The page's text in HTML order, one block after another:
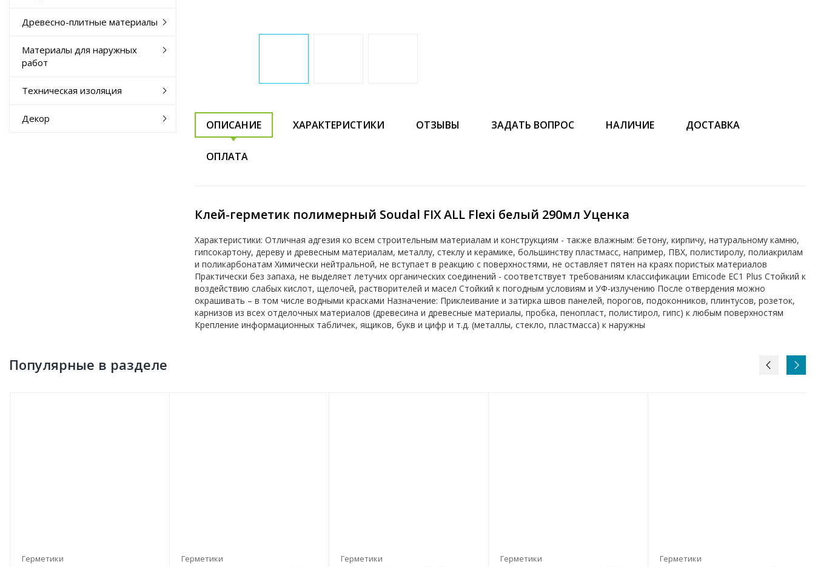
Древесно-плитные материалы
Материалы для наружных
работ
Техническая изоляция
Декор ОПИСАНИЕ ХАРАКТЕРИСТИКИ ОТЗЫВЫ ЗАДАТЬ ВОПРОС НАЛИЧИЕ ДОСТАВКА
ОПЛАТА
Клей-герметик полимерный Soudal FIX ALL Flexi белый 290мл Уценка
Характеристики: Отличная адгезия ко всем строительным материалам и конструкциям - также влажным: бетону, кирпичу, натуральному камню,
гипсокартону, дереву и древесным материалам, металлу, стеклу и керамике, большинству пластмасс, например, ПВХ, полистиролу, полиакрилам
и поликарбонатам Химически нейтральной, не вступает в реакцию с поверхностями, не оставляет пятен на краях пористых материалов
Практически без запаха, не выделяет летучих органических соединений - соответствует требованиям классификации Emicode EC1 Plus Стойкий к
воздействию слабых кислот, щелочей, растворителей и масел Стойкий к погодным условиям и УФ-излучению После отвердения можно
окрашивать – в том числе водными красками Назначение: Приклеивание и затирка швов панелей, порогов, подоконников, плинтусов, розеток,
карнизов из всех отделочных материалов (древесина и древесные материалы, пробка, пенопласт, полистирол, гипс) к любым поверхностям
Крепление информационных табличек, ящиков, букв и цифр и т.д. (металлы, стекло, пластмасса) к наружны
Популярные в разделе
Герметики Герметики Герметики Герметики Герметики